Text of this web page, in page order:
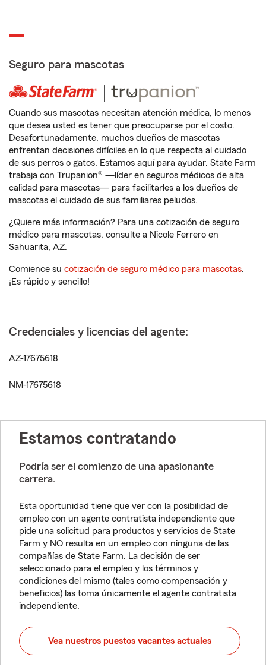
Seguro para mascotas
Cuando sus mascotas necesitan atención médica, lo menos
que desea usted es tener que preocuparse por el costo.
Desafortunadamente, muchos dueños de mascotas
enfrentan decisiones difíciles en lo que respecta al cuidado
de sus perros o gatos. Estamos aquí para ayudar. State Farm
trabaja con Trupanion® —líder en seguros médicos de alta
calidad para mascotas— para facilitarles a los dueños de
mascotas el cuidado de sus familiares peludos.
¿Quiere más información? Para una cotización de seguro
médico para mascotas, consulte a Nicole Ferrero en
Sahuarita, AZ.
Comience su cotización de seguro médico para mascotas.
¡Es rápido y sencillo!
Credenciales y licencias del agente:
AZ-17675618
NM-17675618
Estamos contratando
Podría ser el comienzo de una apasionante
carrera.
Esta oportunidad tiene que ver con la posibilidad de
empleo con un agente contratista independiente que
pide una solicitud para productos y servicios de State
Farm y NO resulta en un empleo con ninguna de las
compañías de State Farm. La decisión de ser
seleccionado para el empleo y los términos y
condiciones del mismo (tales como compensación y
beneficios) las toma únicamente el agente contratista
independiente.
Vea nuestros puestos vacantes actuales